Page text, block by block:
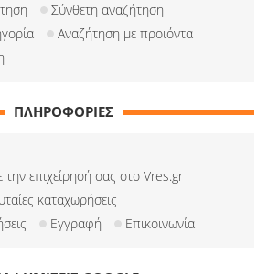
Σύνθετη αναζήτηση
Αναζήτηση με προιόντα
ΠΛΗΡΟΦΟΡΙΕΣ
την επιχείρησή σας στο Vres.gr
καταχωρήσεις
Εγγραφή Επικοινωνία